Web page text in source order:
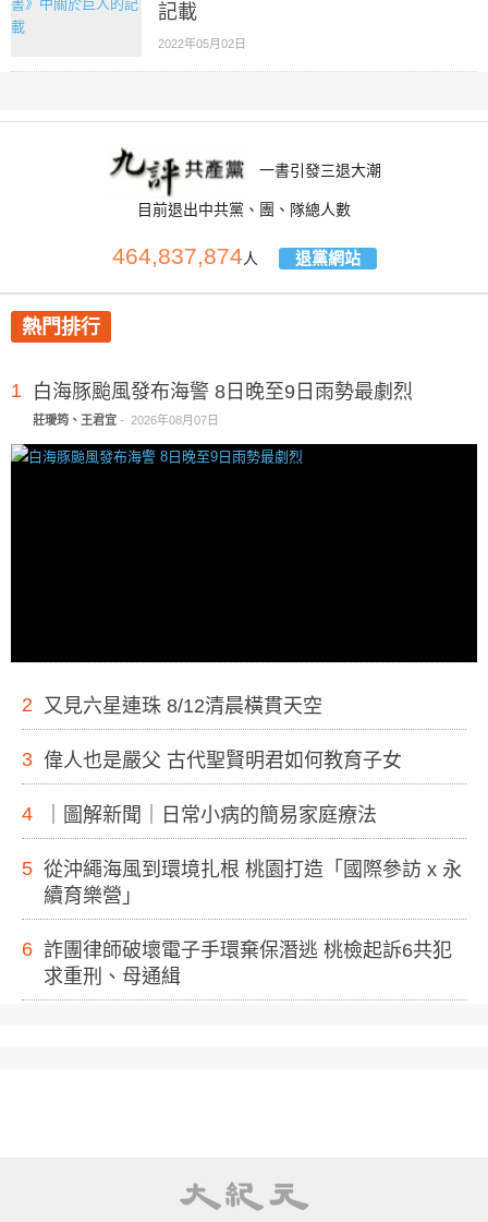
記載
2022年05月02日
一書引發三退大潮
目前退出中共黨、團、隊總人數
464,837,874人 退黨網站
熱門排行
1 白海豚颱風發布海警 8日晚至9日雨勢最劇烈
莊璦筠、王君宜 - 2026年08月07日
2 又見六星連珠 8/12清晨橫貫天空
3 偉人也是嚴父 古代聖賢明君如何教育子女
4 ｜圖解新聞｜日常小病的簡易家庭療法
5 從沖繩海風到環境扎根 桃園打造「國際參訪 x 永
續育樂營」
6 詐團律師破壞電子手環棄保潛逃 桃檢起訴6共犯
求重刑、母通緝